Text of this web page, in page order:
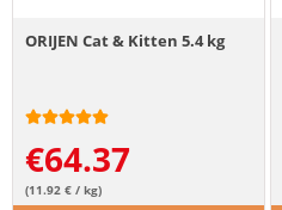
ORIJEN Cat & Kitten 5.4 kg
€64.37
(11.92 € / kg)